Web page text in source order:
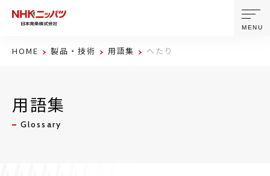
製品・技術
MENU
HOME 製品・技術 用語集 へたり
用語集
Glossary